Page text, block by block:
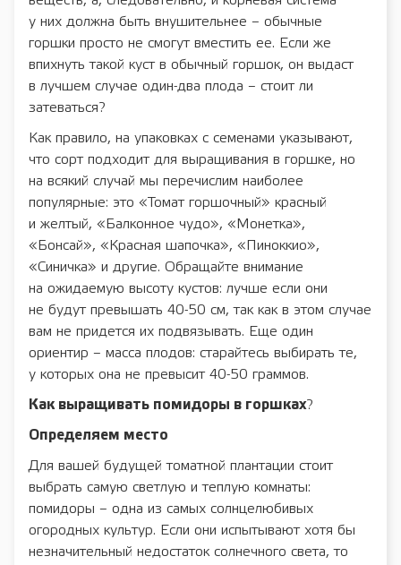
у них должна быть внушительнее – обычные
горшки просто не смогут вместить ее. Если же
впихнуть такой куст в обычный горшок, он выдаст
в лучшем случае один-два плода – стоит ли
затеваться?
Как правило, на упаковках с семенами указывают,
что сорт подходит для выращивания в горшке, но
на всякий случай мы перечислим наиболее
популярные: это «Томат горшочный» красный
и желтый, «Балконное чудо», «Монетка»,
«Бонсай», «Красная шапочка», «Пиноккио»,
«Синичка» и другие. Обращайте внимание
на ожидаемую высоту кустов: лучше если они
не будут превышать 40-50 см, так как в этом случае
вам не придется их подвязывать. Еще один
ориентир – масса плодов: старайтесь выбирать те,
у которых она не превысит 40-50 граммов.
Как выращивать помидоры в горшках?
Определяем место
Для вашей будущей томатной плантации стоит
выбрать самую светлую и теплую комнаты:
помидоры – одна из самых солнцелюбивых
огородных культур. Если они испытывают хотя бы
незначительный недостаток солнечного света, то